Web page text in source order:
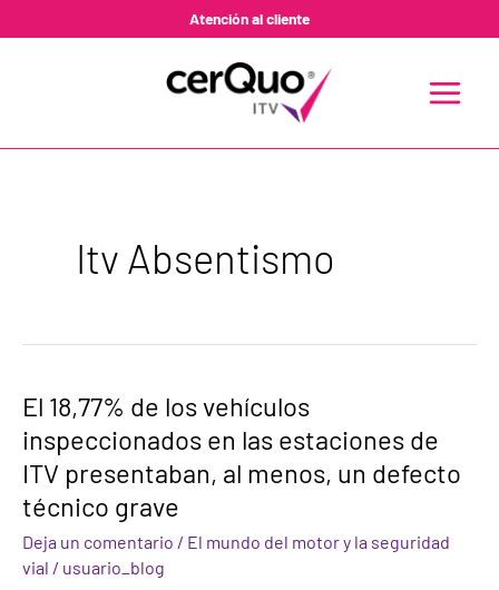
Atención al cliente
MENU
Itv Absentismo
El 18,77% de los vehículos
inspeccionados en las estaciones de
ITV presentaban, al menos, un defecto
técnico grave
Deja un comentario / El mundo del motor y la seguridad
vial / usuario_blog
El
18,77%
de
vehículos
inspeccionados
en
las
estaciones
de